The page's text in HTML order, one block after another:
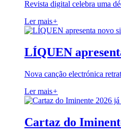
Revista digital celebra uma
Ler mais+
LÍQUEN
Nova canção electrónica
Ler mais+
Cartaz do